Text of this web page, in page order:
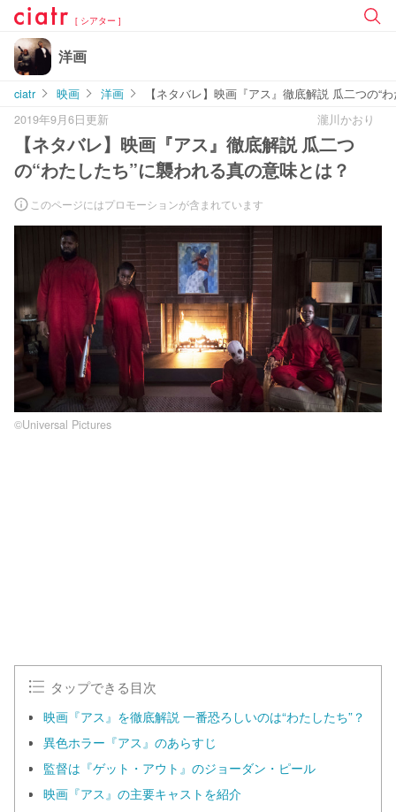
[ シアター ]
洋画
ciatr 映画 洋画
【ネタバレ】映画『アス』徹底解説 瓜二つの“
2019年9月6日更新
瀧川かおり
【ネタバレ】映画『アス』徹底解説 瓜二つ
の“わたしたち”に襲われる真の意味とは？
このページにはプロモーションが含まれています
©Universal Pictures
タップできる目次
映画『アス』を徹底解説 一番恐ろしいのは“わたしたち”？
異色ホラー『アス』のあらすじ
監督は『ゲット・アウト』のジョーダン・ピール
映画『アス』の主要キャストを紹介